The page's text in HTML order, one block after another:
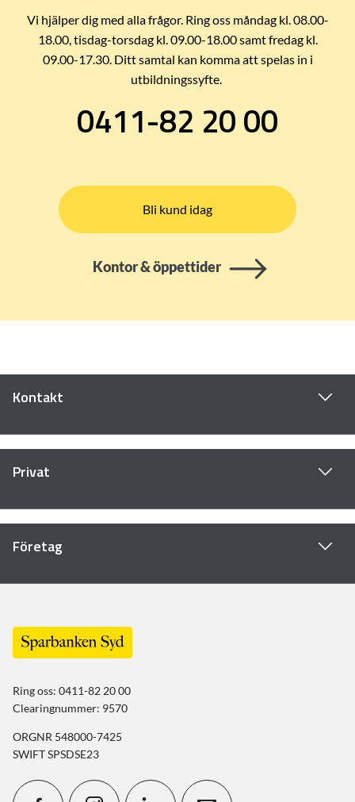
Vi hjälper dig med alla frågor. Ring oss måndag kl. 08.00-
18.00, tisdag-torsdag kl. 09.00-18.00 samt fredag kl.
09.00-17.30. Ditt samtal kan komma att spelas in i
utbildningssyfte.
0411-82 20 00
Bli kund idag
Kontor & öppettider
Kontakt
Privat
Företag
Ring oss: 0411-82 20 00
Clearingnummer: 9570
ORGNR 548000-7425
SWIFT SPSDSE23